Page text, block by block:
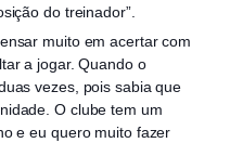
do treinador”.
muito em acertar com
a jogar. Quando o
vezes, pois sabia que
O clube tem um
e eu quero muito fazer